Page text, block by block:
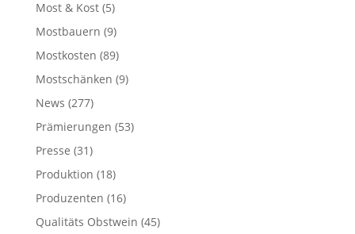
Most & Kost(5)
Mostbauern (9)
Mostkosten (89)
Mostschänken (9)
News (277)
Prämierungen (53)
Presse (31)
Produktion (18)
Produzenten (16)
Qualitäts Obstwein (45)